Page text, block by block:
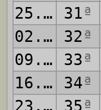
25.04.1982
31ª
02.05.1982
32ª
09.05.1982
33ª
16.05.1982
34ª
23.05.1982
35ª